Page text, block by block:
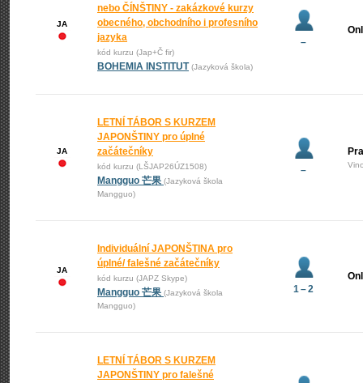
JA
nebo ČÍNŠTINY - zakázkové kurzy
obecného, obchodního i profesního
jazyka
kód kurzu (Jap+Č fir)
BOHEMIA INSTITUT (Jazyková škola)
–
JA
LETNÍ TÁBOR S KURZEM
JAPONŠTINY pro úplné
začátečníky
kód kurzu (LŠJAP26ÚZ1508)
Mangguo 芒果 (Jazyková škola
Mangguo)
–
JA
Individuální JAPONŠTINA pro
úplné/ falešné začátečníky
kód kurzu (JAPZ Skype)
Mangguo 芒果 (Jazyková škola
Mangguo)
1 – 2
LETNÍ TÁBOR S KURZEM
JAPONŠTINY pro falešné